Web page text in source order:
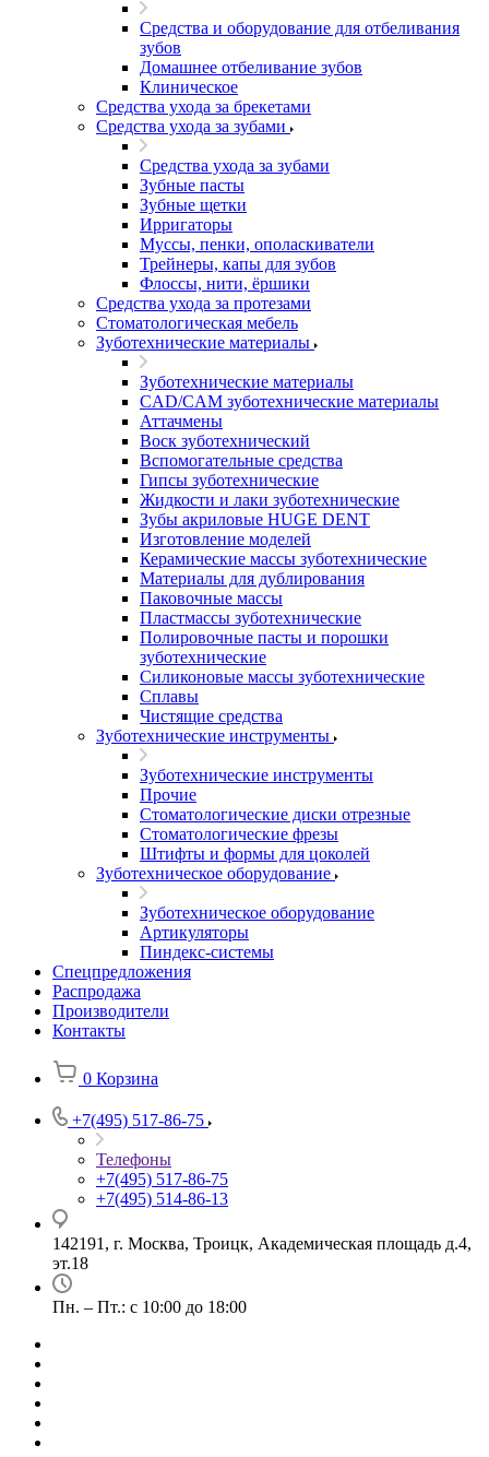
Средства и оборудование для отбеливания
зубов
Домашнее отбеливание зубов
Клиническое
Средства ухода за брекетами
Средства ухода за зубами
Средства ухода за зубами
Зубные пасты
Зубные щетки
Ирригаторы
Муссы, пенки, ополаскиватели
Трейнеры, капы для зубов
Флоссы, нити, ёршики
Средства ухода за протезами
Стоматологическая мебель
Зуботехнические материалы
Зуботехнические материалы
CAD/CAM зуботехнические материалы
Аттачмены
Воск зуботехнический
Вспомогательные средства
Гипсы зуботехнические
Жидкости и лаки зуботехнические
Зубы акриловые HUGE DENT
Изготовление моделей
Керамические массы зуботехнические
Материалы для дублирования
Паковочные массы
Пластмассы зуботехнические
Полировочные пасты и порошки
зуботехнические
Силиконовые массы зуботехнические
Сплавы
Чистящие средства
Зуботехнические инструменты
Зуботехнические инструменты
Прочие
Стоматологические диски отрезные
Стоматологические фрезы
Штифты и формы для цоколей
Зуботехническое оборудование
Зуботехническое оборудование
Артикуляторы
Пиндекс-системы
Спецпредложения
Распродажа
Производители
Контакты
0 Корзина
+7(495) 517-86-75
Телефоны
+7(495) 517-86-75
+7(495) 514-86-13
142191, г. Москва, Троицк, Академическая площадь д.4,
эт.18
Пн. – Пт.: с 10:00 до 18:00